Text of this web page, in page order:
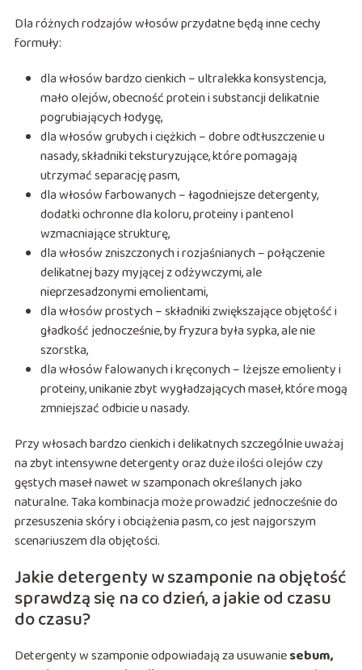
Dla różnych rodzajów włosów przydatne będą inne cechy
formuły:
dla włosów bardzo cienkich – ultralekka konsystencja,
mało olejów, obecność protein i substancji delikatnie
pogrubiających łodygę,
dla włosów grubych i ciężkich – dobre odtłuszczenie u
nasady, składniki teksturyzujące, które pomagają
utrzymać separację pasm,
dla włosów farbowanych – łagodniejsze detergenty,
dodatki ochronne dla koloru, proteiny i pantenol
wzmacniające strukturę,
dla włosów zniszczonych i rozjaśnianych – połączenie
delikatnej bazy myjącej z odżywczymi, ale
nieprzesadzonymi emolientami,
dla włosów prostych – składniki zwiększające objętość i
gładkość jednocześnie, by fryzura była sypka, ale nie
szorstka,
dla włosów falowanych i kręconych – lżejsze emolienty i
proteiny, unikanie zbyt wygładzających maseł, które mogą
zmniejszać odbicie u nasady.
Przy włosach bardzo cienkich i delikatnych szczególnie uważaj
na zbyt intensywne detergenty oraz duże ilości olejów czy
gęstych maseł nawet w szamponach określanych jako
naturalne. Taka kombinacja może prowadzić jednocześnie do
przesuszenia skóry i obciążenia pasm, co jest najgorszym
scenariuszem dla objętości.
Jakie detergenty w szamponie na objętość
sprawdzą się na co dzień, a jakie od czasu
do czasu?
Detergenty w szamponie odpowiadają za usuwaniesebum,